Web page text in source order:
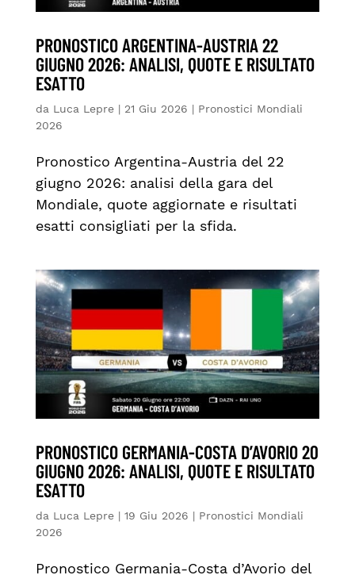
PRONOSTICO ARGENTINA-AUSTRIA 22
GIUGNO 2026: ANALISI, QUOTE E RISULTATO
ESATTO
da Luca Lepre| 21 Giu 2026 | Pronostici Mondiali
2026
Pronostico Argentina-Austria del 22
giugno 2026: analisi della gara del
Mondiale, quote aggiornate e risultati
esatti consigliati per la sfida.
PRONOSTICO GERMANIA-COSTA D’AVORIO 20
GIUGNO 2026: ANALISI, QUOTE E RISULTATO
ESATTO
da Luca Lepre| 19 Giu 2026 | Pronostici Mondiali
2026
Pronostico Germania-Costa d’Avorio del